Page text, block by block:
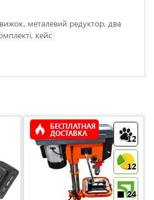
металевий редуктор, два
кейс
12
12
24
БЕСПЛАТНАЯ
ДОСТАВКА